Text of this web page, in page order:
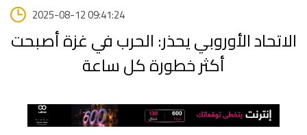
2025-08-12 09:41:24
الاتحاد الأوروبي يحذر: الحرب في غزة أصبحت
أكثر خطورة كل ساعة